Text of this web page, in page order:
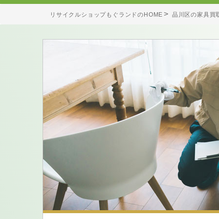
リサイクルショップもぐランドのHOME 品川区の家具買